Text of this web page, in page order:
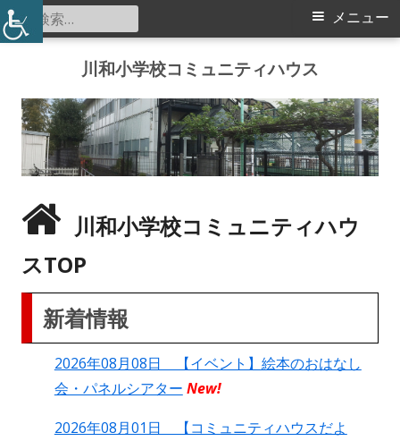
川和小学校コミュニティハウス
メ
メニュー
検
索:
川和小学校コミュニティハウ
スTOP
新着情報
2026年08月08日 【イベント】絵本のおはなし
会・パネルシアター New!
2026年08月01日 【コミュニティハウスだよ